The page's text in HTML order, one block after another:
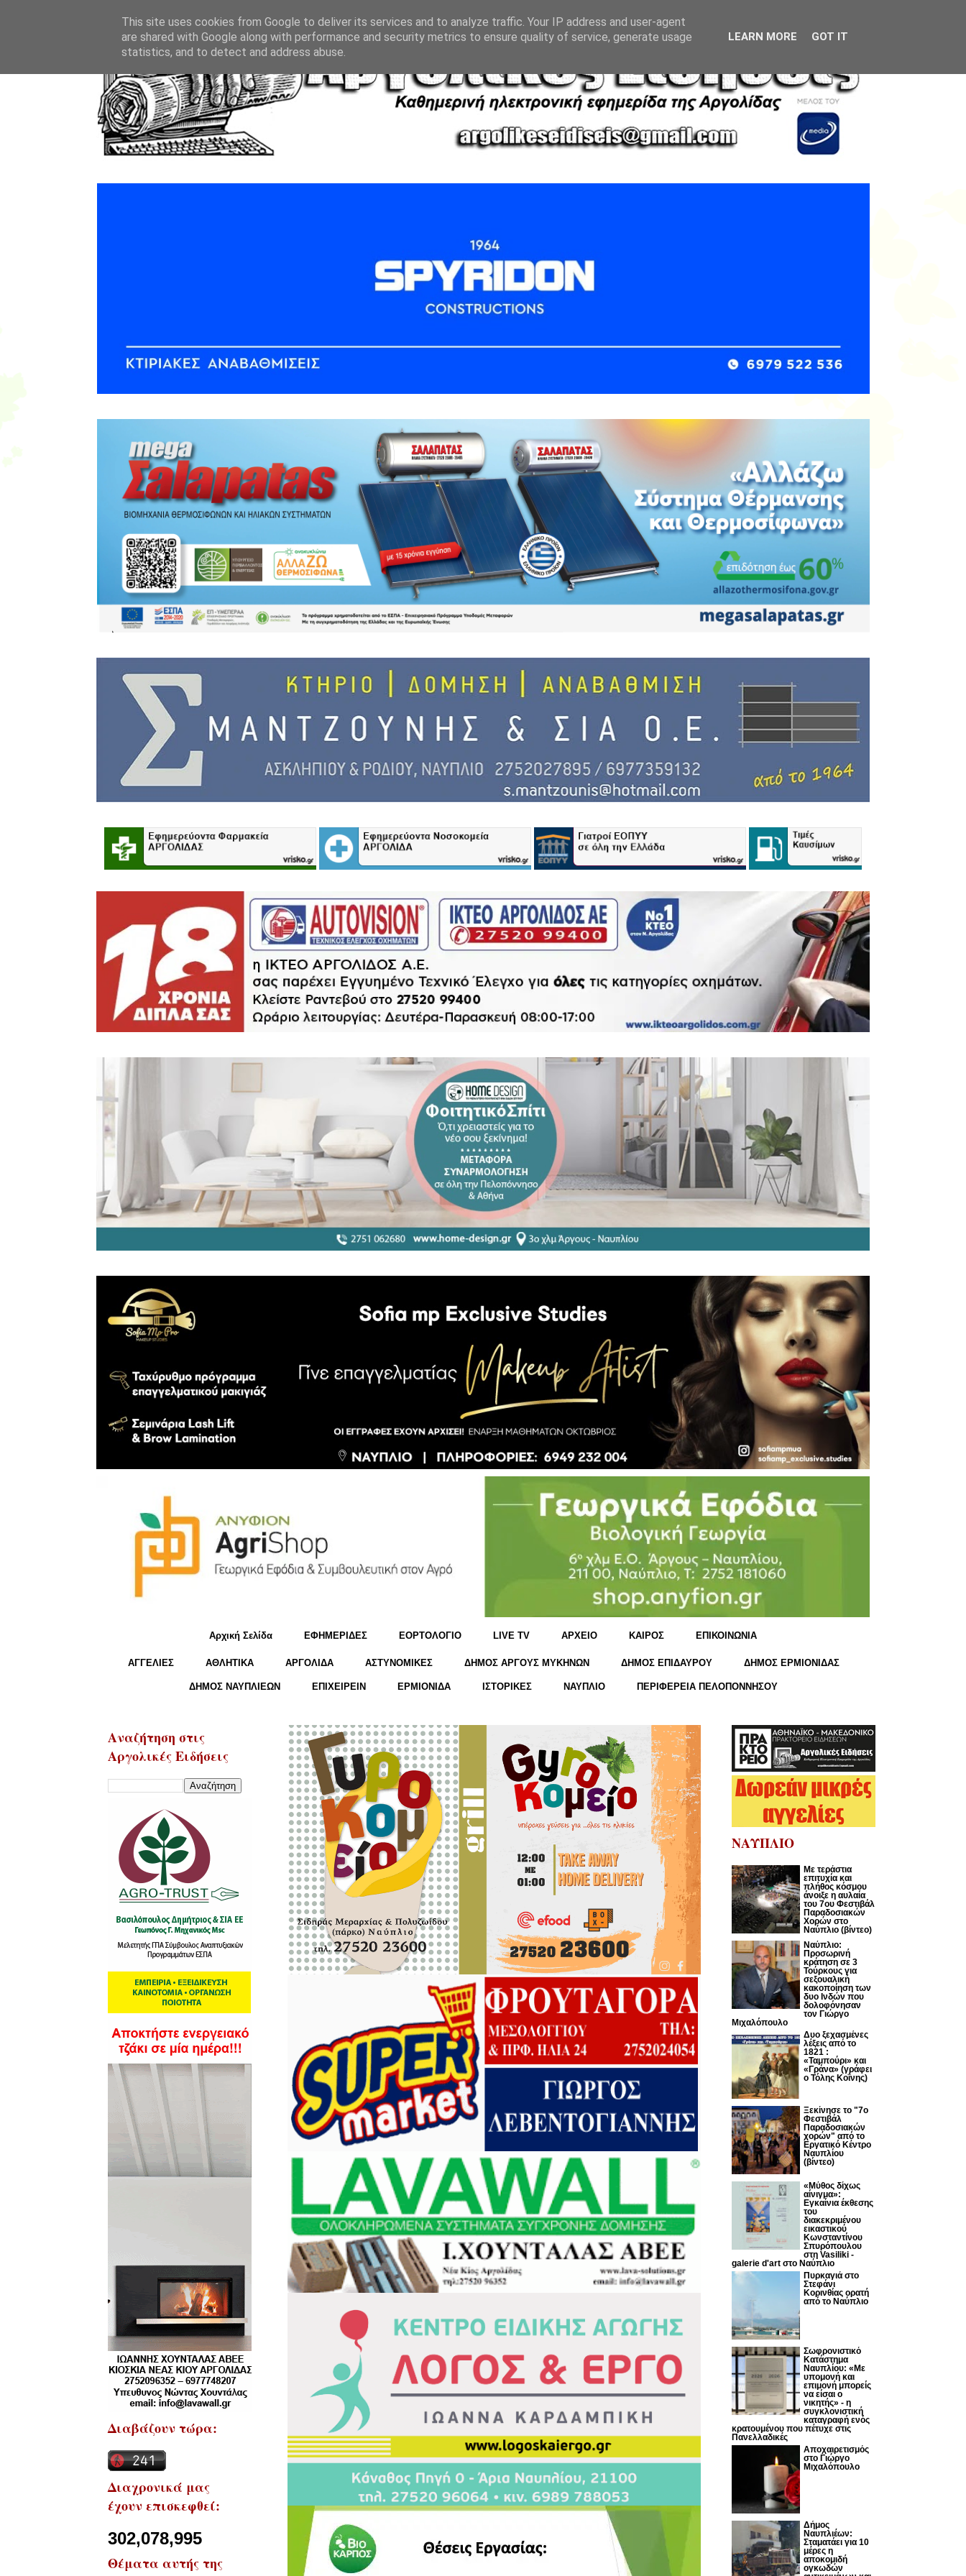
Αρχική Σελίδα ΕΦΗΜΕΡΙΔΕΣ ΕΟΡΤΟΛΟΓΙΟ LIVE TV ΑΡΧΕΙΟ KΑΙΡΟΣ ΕΠΙΚΟΙΝΩΝΙΑ
ΑΓΓΕΛΙΕΣ ΑΘΛΗΤΙΚΑ ΑΡΓΟΛΙΔΑ ΑΣΤΥΝΟΜΙΚΕΣ ΔΗΜΟΣ ΑΡΓΟΥΣ ΜΥΚΗΝΩΝ ΔΗΜΟΣ ΕΠΙΔΑΥΡΟΥ ΔΗΜΟΣ ΕΡΜΙΟΝΙΔΑΣ
ΔΗΜΟΣ ΝΑΥΠΛΙΕΩΝ ΕΠΙΧΕΙΡΕΙΝ ΕΡΜΙΟΝΙΔΑ ΙΣΤΟΡΙΚΕΣ ΝΑΥΠΛΙΟ ΠΕΡΙΦΕΡΕΙΑ ΠΕΛΟΠΟΝΝΗΣΟΥ
Αναζήτηση στις
Αργολικές Ειδήσεις
Διαβάζουν τώρα:
Διαχρονικά μας
έχουν επισκεφθεί:
302,078,995
Θέματα αυτής της
ΝΑΥΠΛΙΟ
Με τεράστια
επιτυχία και
πλήθος κόσμου
άνοιξε η αυλαία
του 7ου Φεστιβάλ
Παραδοσιακών
Χορών στο
Ναύπλιο (βίντεο)
Ναύπλιο:
Προσωρινή
κράτηση σε 3
Τούρκους για
σεξουαλική
κακοποίηση των
δυο Ινδών που
δολοφόνησαν
τον Γιώργο
Μιχαλόπουλο
Δυο ξεχασμένες
λέξεις από το
1821 :
«Ταμπούρι» και
«Γράνα» (γράφει
ο Τόλης Κοΐνης)
Ξεκίνησε το "7ο
Φεστιβάλ
Παραδοσιακών
χορών" από το
Εργατικό Κέντρο
Ναυπλίου
(βίντεο)
«Μύθος δίχως
αίνιγμα»:
Εγκαίνια έκθεσης
του
διακεκριμένου
εικαστικού
Κωνσταντίνου
Σπυρόπουλου
στη Vasiliki -
galerie d'art στο Ναύπλιο
Πυρκαγιά στο
Στεφάνι
Κορινθίας ορατή
από το Ναύπλιο
Σωφρονιστικό
Κατάστημα
Ναυπλίου: «Με
υπομονή και
επιμονή μπορείς
να είσαι ο
νικητής» - η
συγκλονιστική
καταγραφή ενός
κρατουμένου που πέτυχε στις
Πανελλαδικές
Αποχαιρετισμός
στο Γιώργο
Μιχαλόπουλο
Δήμος
Ναυπλιέων:
Σταματάει για 10
μέρες η
αποκομιδή
ογκωδών
This site uses cookies from Google to deliver its services and to analyze traffic. Your IP address and user-agent
are shared with Google along with performance and security metrics to ensure quality of service, generate usage
statistics, and to detect and address abuse.
LEARN MORE GOT IT